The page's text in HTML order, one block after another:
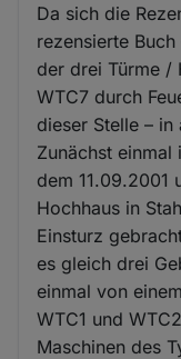
Da sich die
rezensierte
der drei Türme /
WTC7 durch
dieser Stelle –
Zunächst
dem 11.09.2001
Hochhaus in
Einsturz
es gleich drei
einmal von
WTC1 und
Maschinen des